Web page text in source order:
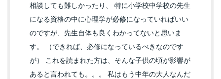
相談しても難しかったり、 特に小学校中学校の先生
になる資格の中に心理学が必修になっていればいい
のですが、先生自体も良くわかってないと思いま
す。 （できれば、必修になっているべきなのです
が） これを読まれた方は、そんな子供の頃が影響が
あると言われても。。。 私はもう中年の大人なんだ